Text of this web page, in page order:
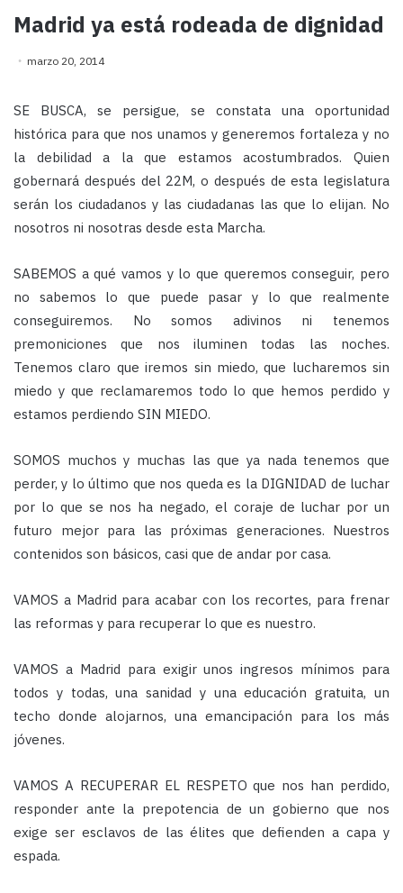
Madrid ya está rodeada de dignidad
marzo 20, 2014
SE BUSCA, se persigue, se constata una oportunidad
histórica para que nos unamos y generemos fortaleza y no
la debilidad a la que estamos acostumbrados. Quien
gobernará después del 22M, o después de esta legislatura
serán los ciudadanos y las ciudadanas las que lo elijan. No
nosotros ni nosotras desde esta Marcha.
SABEMOS a qué vamos y lo que queremos conseguir, pero
no sabemos lo que puede pasar y lo que realmente
conseguiremos. No somos adivinos ni tenemos
premoniciones que nos iluminen todas las noches.
Tenemos claro que iremos sin miedo, que lucharemos sin
miedo y que reclamaremos todo lo que hemos perdido y
estamos perdiendo SIN MIEDO.
SOMOS muchos y muchas las que ya nada tenemos que
perder, y lo último que nos queda es la DIGNIDAD de luchar
por lo que se nos ha negado, el coraje de luchar por un
futuro mejor para las próximas generaciones. Nuestros
contenidos son básicos, casi que de andar por casa.
VAMOS a Madrid para acabar con los recortes, para frenar
las reformas y para recuperar lo que es nuestro.
VAMOS a Madrid para exigir unos ingresos mínimos para
todos y todas, una sanidad y una educación gratuita, un
techo donde alojarnos, una emancipación para los más
jóvenes.
VAMOS A RECUPERAR EL RESPETO que nos han perdido,
responder ante la prepotencia de un gobierno que nos
exige ser esclavos de las élites que defienden a capa y
espada.